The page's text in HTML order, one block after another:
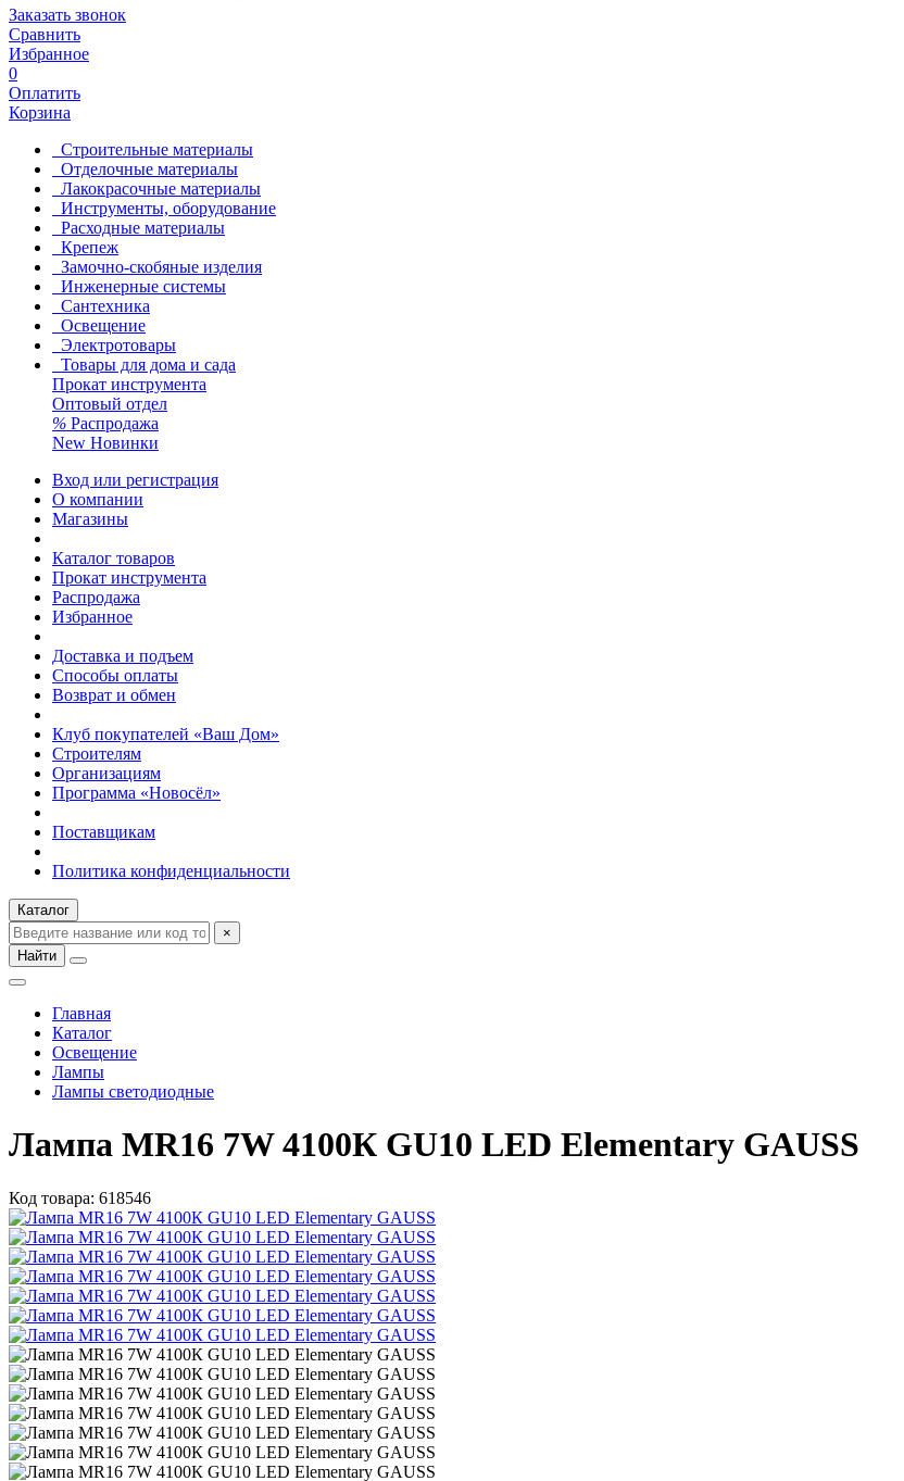
Заказать звонок
Сравнить
Избранное
0
Оплатить
Корзина
Строительные материалы
Отделочные материалы
Лакокрасочные материалы
Инструменты, оборудование
Расходные материалы
Крепеж
Замочно-скобяные изделия
Инженерные системы
Сантехника
Освещение
Электротовары
Товары для дома и сада
Прокат инструмента
Оптовый отдел
% Распродажа
New Новинки
Вход или регистрация
О компании
Магазины
Каталог товаров
Прокат инструмента
Распродажа
Избранное
Доставка и подъем
Способы оплаты
Возврат и обмен
Клуб покупателей «Ваш Дом»
Строителям
Организациям
Программа «Новосёл»
Поставщикам
Политика конфиденциальности
Каталог
×
Найти
Главная
Каталог
Освещение
Лампы
Лампы светодиодные
Лампа MR16 7W 4100К GU10 LED Elementary GAUSS
Код товара: 618546